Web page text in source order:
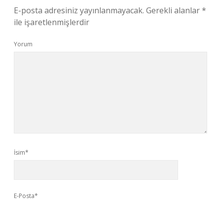
E-posta adresiniz yayınlanmayacak. Gerekli alanlar*
ile işaretlenmişlerdir
Yorum
İsim*
E-Posta*